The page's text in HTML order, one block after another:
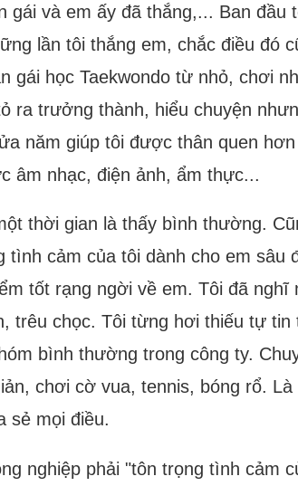
và em ấy đã thắng,... Ban đầu
lần tôi thắng em, chắc điều đó
học Taekwondo từ nhỏ, chơi
ra trưởng thành, hiểu chuyện
năm giúp tôi được thân quen
âm nhạc, điện ảnh, ẩm thực...
thời gian là thấy bình thường.
cảm của tôi dành cho em sâu
tốt rạng ngời về em. Tôi đã nghĩ
trêu chọc. Tôi từng hơi thiếu tự tin
bình thường trong công ty.
chơi cờ vua, tennis, bóng rổ. Là
sẻ mọi điều.
nghiệp phải "tôn trọng tình cảm